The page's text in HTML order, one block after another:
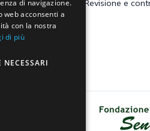
indirette e altri
Revisione e
a Fondazione
- Onlus
di navigazione.
web acconsenti a
con la nostra
di più
NECESSARI